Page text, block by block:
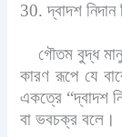
30. দ্বাদশ নিদান
গৌতম বুদ্ধ
কারণ রূপে যে
একত্রে “দ্বাদশ
বা ভবচক্র বলে।